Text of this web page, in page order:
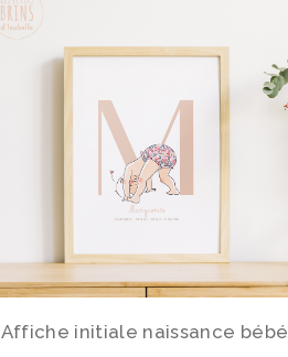
Affiche initiale naissance bébé